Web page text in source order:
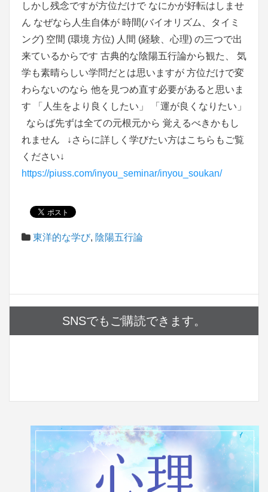
しかし残念ですが方位だけで なにかが好転はしませ
ん なぜなら人生自体が 時間(バイオリズム、タイミ
ング) 空間 (環境 方位) 人間 (経験、心理) の三つで出
来ているからです 古典的な陰陽五行論から観た、 気
学も素晴らしい学問だとは思いますが 方位だけで変
わらないのなら 他を見つめ直す必要があると思いま
す 「人生をより良くしたい」 「運が良くなりたい」
ならば先ずは全ての元根元から 覚えるべきかもし
れません ↓さらに詳しく学びたい方はこちらもご覧
ください↓
https://piuss.com/inyou_seminar/inyou_soukan/
東洋的な学び, 陰陽五行論
SNSでもご購読できます。